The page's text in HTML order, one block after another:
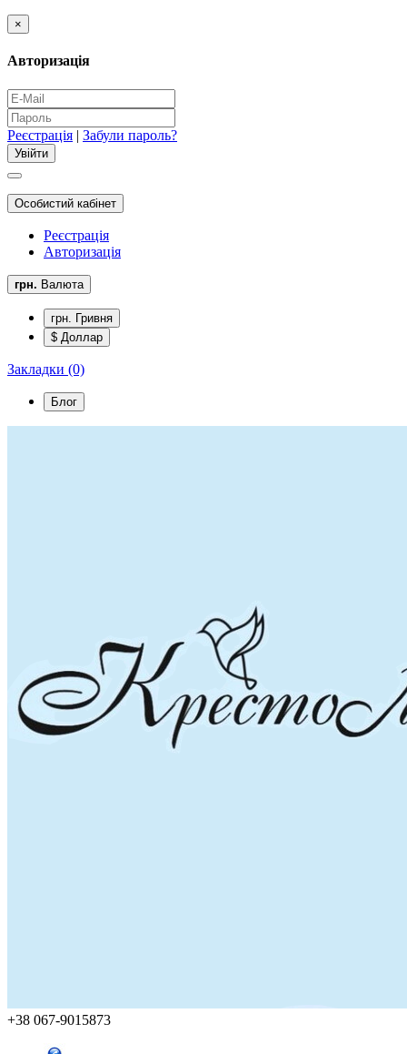
×
Авторизація
Реєстрація | Забули пароль?
Особистий кабінет
Реєстрація
Авторизація
грн. Валюта
грн. Гривня
$ Доллар
Закладки (0)
Блог
+38 067-9015873